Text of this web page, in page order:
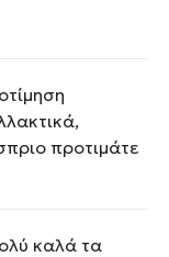
προτιμάτε
καλά τα